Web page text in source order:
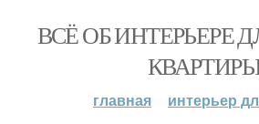
ВСЁ ОБ ИНТЕРЬЕРЕ
главная
интерьер